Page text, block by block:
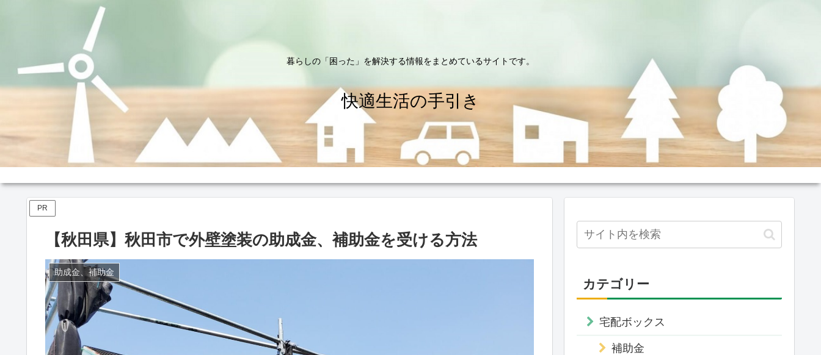
暮らしの「困った」を解決する情報をまとめているサイトです。
快適生活の手引き
PR
【秋田県】秋田市で外壁塗装の助成金、補助金を受ける方法
助成金、補助金
カテゴリー
宅配ボックス
補助金